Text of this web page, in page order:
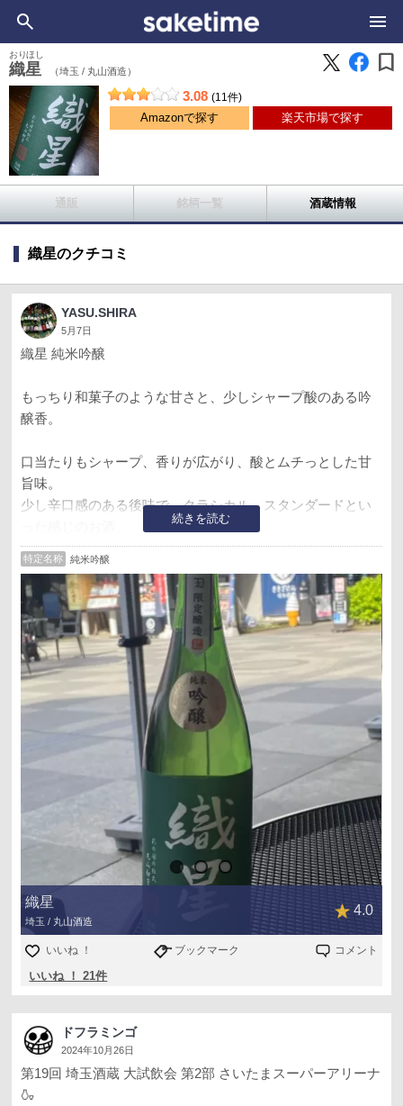
織星
おりほし
（埼玉 / 丸山酒造） bookmark
3.08 (11件)
Amazonで探す
楽天市場で探す
通販 銘柄一覧 酒蔵情報
織星のクチコミ
YASU.SHIRA
5月7日
続きを読む
織星 純米吟醸
もっちり和菓子のような甘さと、少しシャープ酸のある吟
醸香。
口当たりもシャープ、香りが広がり、酸とムチっとした甘
旨味。
少し辛口感のある後味で、クラシカル、スタンダードとい
個人的には結構好きではある。
キャンプ(BBQ) の帰りに川越で購入。
特定名称 純米吟醸
織星
埼玉 / 丸山酒造
4.0
いいね ！ ブックマーク コメント
いいね ！ 21件
ドフラミンゴ
2024年10月26日
第19回 埼玉酒蔵 大試飲会 第2部 さいたまスーパーアリーナ
🍶